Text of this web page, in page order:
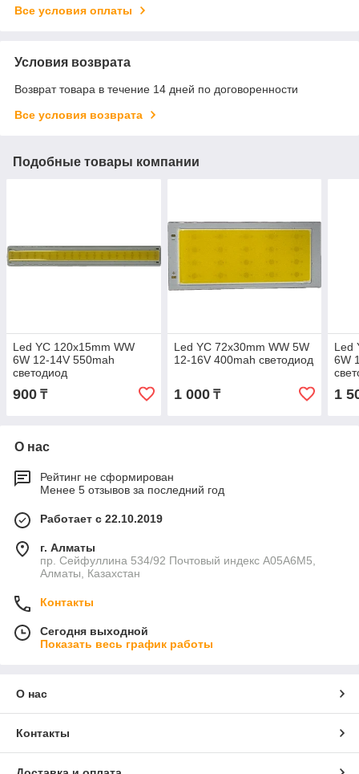
Все условия оплаты
Условия возврата
Возврат товара в течение 14 дней по договоренности
Все условия возврата
Подобные товары компании
Led YC 120x15mm WW
6W 12-14V 550mah
светодиод
900 ₸
Led YC 72x30mm WW 5W
12-16V 400mah светодиод
1 000₸
Led
6W
1
О нас
Рейтинг не сформирован
Менее 5 отзывов за последний год
Работает с 22.10.2019
г. Алматы
пр. Сейфуллина 534/92 Почтовый индекс A05A6M5,
Алматы, Казахстан
Контакты
Сегодня выходной
Показать весь график работы
О нас
Контакты